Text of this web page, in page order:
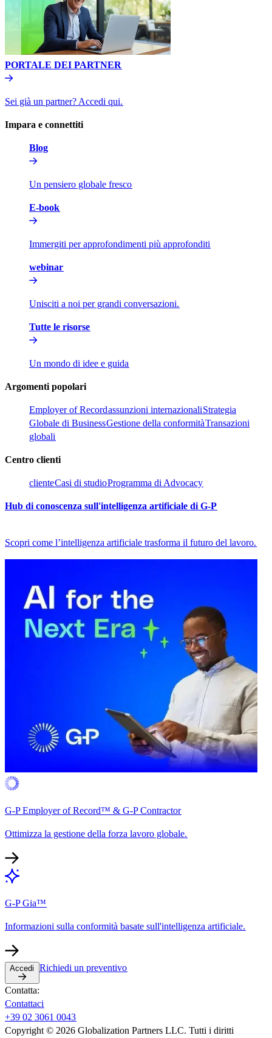
PORTALE DEI PARTNER​​
Sei già un partner? Accedi qui.​​
Impara e connettiti​​
Blog​​
Un pensiero globale fresco​​
E-book​​
Immergiti per approfondimenti più approfonditi​​
webinar​​
Unisciti a noi per grandi conversazioni.​​
Tutte le risorse​​
Un mondo di idee e guida​​
Argomenti popolari​​
Employer of Record​​assunzioni internazionali​​Strategia
Globale di Business​​Gestione della conformità​​Transazioni
globali​​
Centro clienti​​
cliente​​Casi di studio​​Programma di Advocacy​​
Hub di conoscenza sull'intelligenza artificiale di G-P​​
Scopri come l’intelligenza artificiale trasforma il futuro del lavoro.​​
G-P Employer of Record™ & G-P Contractor​​
Ottimizza la gestione della forza lavoro globale.​​
G-P Gia™​​
Informazioni sulla conformità basate sull'intelligenza artificiale.​​
Accedi​​ Richiedi un preventivo​​
Contatta:​​
Contattaci​​
+39 02 3061 0043​​
Copyright © 2026 Globalization Partners LLC. Tutti i diritti